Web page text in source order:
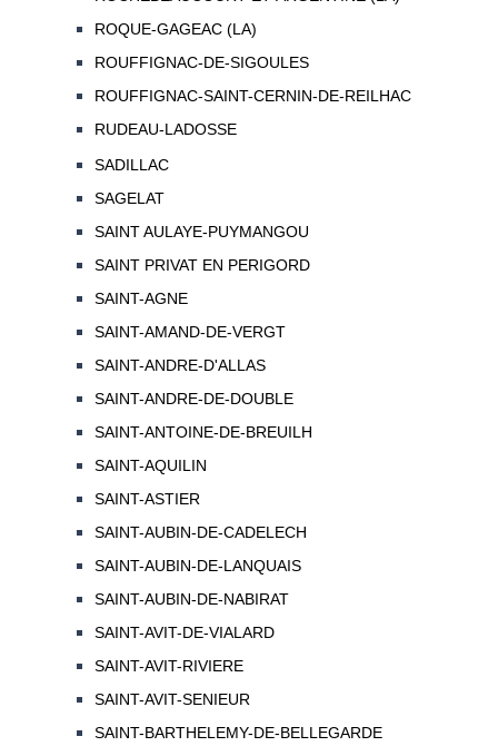
ROQUE-GAGEAC (LA)
ROUFFIGNAC-DE-SIGOULES
ROUFFIGNAC-SAINT-CERNIN-DE-REILHAC
RUDEAU-LADOSSE
SADILLAC
SAGELAT
SAINT AULAYE-PUYMANGOU
SAINT PRIVAT EN PERIGORD
SAINT-AGNE
SAINT-AMAND-DE-VERGT
SAINT-ANDRE-D'ALLAS
SAINT-ANDRE-DE-DOUBLE
SAINT-ANTOINE-DE-BREUILH
SAINT-AQUILIN
SAINT-ASTIER
SAINT-AUBIN-DE-CADELECH
SAINT-AUBIN-DE-LANQUAIS
SAINT-AUBIN-DE-NABIRAT
SAINT-AVIT-DE-VIALARD
SAINT-AVIT-RIVIERE
SAINT-AVIT-SENIEUR
SAINT-BARTHELEMY-DE-BELLEGARDE